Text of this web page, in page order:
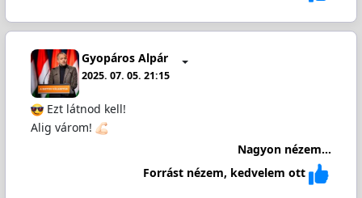
Gyopáros Alpár
2025. 07. 05. 21:15
Ezt látnod kell!
Alig várom!
Nagyon nézem...
Forrást nézem, kedvelem ott